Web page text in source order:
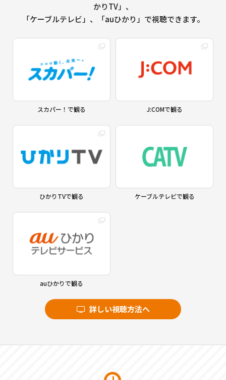
かりTV」、
「ケーブルテレビ」、「auひかり」で視聴できます。
スカパー！で観る J:COMで観る
ひかりTVで観る ケーブルテレビで観る
auひかりで観る
詳しい視聴方法へ